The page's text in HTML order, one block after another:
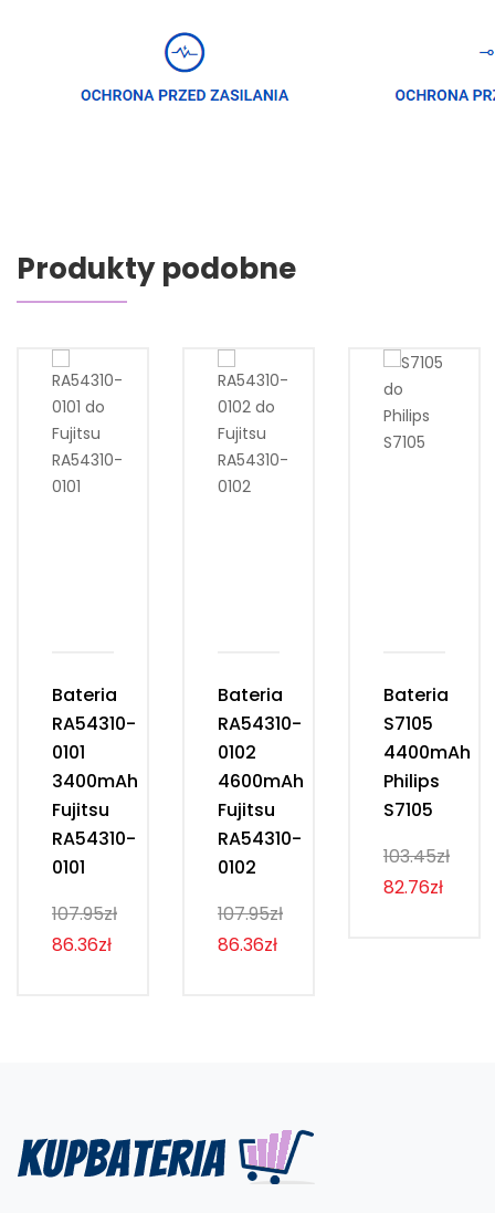
Produkty podobne
Bateria
RA54310-
0101
3400mAh
Fujitsu
RA54310-
0101
107.95zł
86.36zł
Bateria
RA54310-
0102
4600mAh
Fujitsu
RA54310-
0102
107.95zł
86.36zł
Bateria
S7105
4400mAh
Philips
S7105
103.45zł
82.76zł